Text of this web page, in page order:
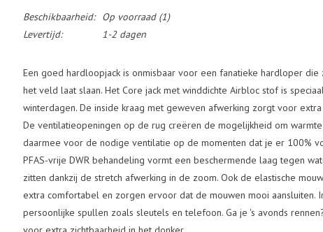
Beschikbaarheid: Op voorraad(1)
Levertijd:
1-2 dagen
Een goed hardloopjack is onmisbaar voor een fanatieke hardloper
het veld laat slaan. Het Core jack met winddichte Airbloc stof is
winterdagen. De inside kraag met geweven afwerking zorgt voor
De ventilatieopeningen op de rug creëren de mogelijkheid om
daarmee voor de nodige ventilatie op de momenten dat je er 100%
PFAS-vrije DWR behandeling vormt een beschermende laag tegen
zitten dankzij de stretch afwerking in de zoom. Ook de elastische
extra comfortabel en zorgen ervoor dat de mouwen mooi aansluiten.
persoonlijke spullen zoals sleutels en telefoon. Ga je 's avonds